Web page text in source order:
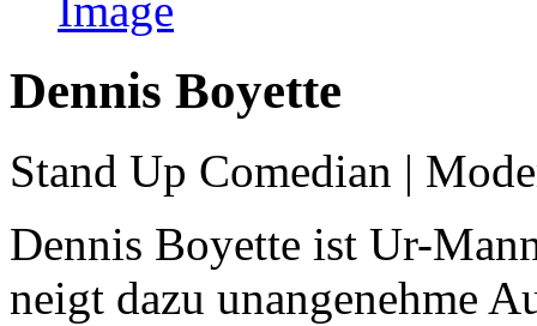
Dennis Boyette
Stand Up Comedian |
Dennis Boyette ist Ur-
neigt dazu unangenehme